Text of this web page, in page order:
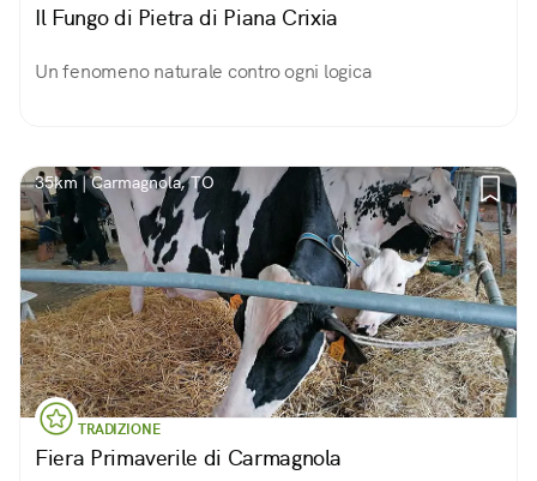
Il Fungo di Pietra di Piana Crixia
Un fenomeno naturale contro ogni logica
35km | Carmagnola, TO
TRADIZIONE
Fiera Primaverile di Carmagnola